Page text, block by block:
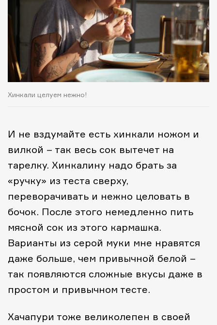
Хинкали целуем нежно!
И не вздумайте есть хинкали ножом и
вилкой – так весь сок вытечет на
тарелку. Хинкалину надо брать за
«ручку» из теста сверху,
переворачивать и нежно целовать в
бочок. После этого немедленно пить
мясной сок из этого кармашка.
Варианты из серой муки мне нравятся
даже больше, чем привычной белой –
так появляются сложные вкусы даже в
простом и привычном тесте.
Хачапури тоже великолепен в своей